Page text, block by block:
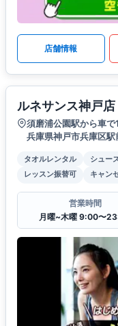
店舗情報
ルネサンス神戸店
須磨浦公園駅から車で
兵庫県神戸市兵庫区
タオルレンタル シュー
レッスン振替可
キャン
営業時間
月曜~木曜 9:00〜